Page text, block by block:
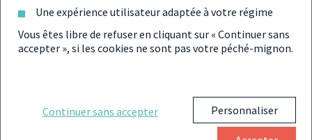
INFORMATIONS UTILES
32, Rue du Rempart Saint Etienne 31000 Toulouse
www.belinpromotion.com
Une expérience utilisateur adaptée à votre régime
Vous êtes libre de refuser en cliquant sur « Continuer sans
accepter », si les cookies ne sont pas votre péché-mignon.
Continuer sans accepter Personnaliser